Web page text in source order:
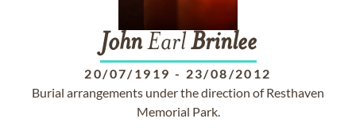
JohnEarlBrinlee
20/07/1919 - 23/08/2012
Burial arrangements under the direction of Resthaven
Memorial Park.